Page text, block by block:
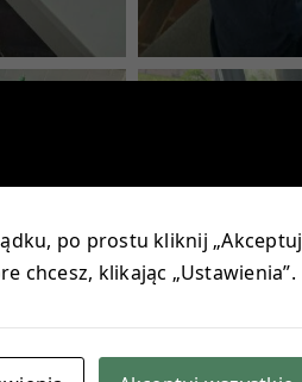
po prostu kliknij „Akceptuj
chcesz, klikając „Ustawienia”.